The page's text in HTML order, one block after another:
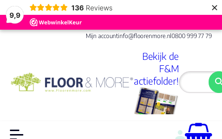
9,9
136 Reviews ×
Mijn accountinfo@floorenmore.nl0800 999 77 79
Bekijk de
F&M
actiefolder!